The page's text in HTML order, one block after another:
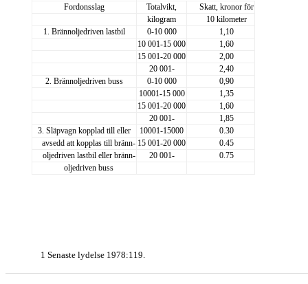
Fordonsslag
Totalvikt,
Skatt, kronor för
kilogram
10 kilometer
1. Brännoljedriven lastbil
0-10 000
1,10
10 001-15 000
1,60
15 001-20 000
2,00
20 001-
2,40
2. Brännoljedriven buss
0-10 000
0,90
10001-15 000
1,35
15 001-20 000
1,60
20 001-
1,85
3. Släpvagn kopplad till eller
10001-15000
0.30
avsedd att kopplas till bränn- 15 001-20 000
0.45
oljedriven lastbil eller bränn-
20 001-
0.75
oljedriven buss
1 Senaste lydelse 1978:119.